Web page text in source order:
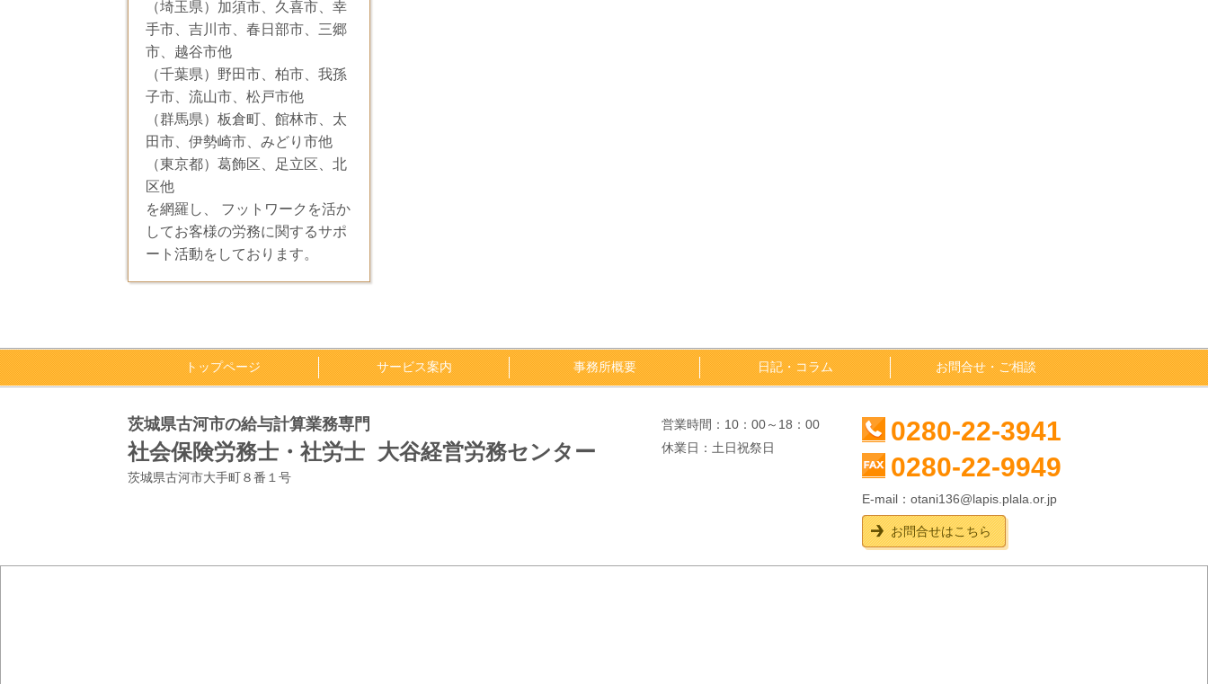
（埼玉県）加須市、久喜市、幸
手市、吉川市、春日部市、三郷
市、越谷市他
（千葉県）野田市、柏市、我孫
子市、流山市、松戸市他
（群馬県）板倉町、館林市、太
田市、伊勢崎市、みどり市他
（東京都）葛飾区、足立区、北
区他
を網羅し、 フットワークを活か
してお客様の労務に関するサポ
ート活動をしております。
トップページ サービス案内 事務所概要 日記・コラム お問合せ・ご相談
茨城県古河市の給与計算業務専門
社会保険労務士・社労士 大谷経営労務センター
茨城県古河市大手町８番１号
営業時間：10：00～18：00
休業日：土日祝祭日
0280-22-3941
0280-22-9949
E-mail： otani136@lapis.plala.or.jp
お問合せはこちら